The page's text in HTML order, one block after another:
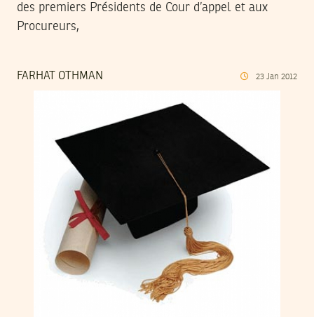
des premiers Présidents de Cour d’appel et aux
Procureurs,
FARHAT OTHMAN 23 Jan 2012